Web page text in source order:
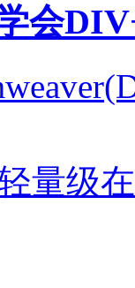
会
量级